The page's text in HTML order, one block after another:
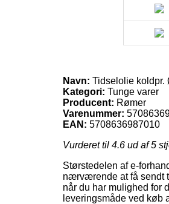
Navn: Tidselolie koldpr.
Kategori: Tunge varer
Producent: Rømer
Varenummer:
EAN: 5708636987010
Vurderet til 4.6 ud af 5
Størstedelen af e-
nærværende at få sendt
når du har mulighed for
leveringsmåde ved køb